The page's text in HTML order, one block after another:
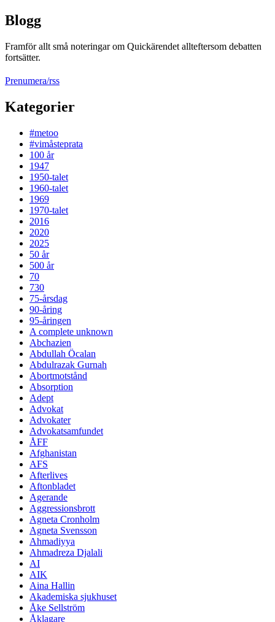
Blogg
Framför allt små noteringar om Quickärendet allteftersom debatten
fortsätter.
Prenumera/rss
Kategorier
#metoo
#vimåsteprata
100 år
1947
1950-talet
1960-talet
1969
1970-talet
2016
2020
2025
50 år
500 år
70
730
75-årsdag
90-åring
95-åringen
A complete unknown
Abchazien
Abdullah Öcalan
Abdulrazak Gurnah
Abortmotstånd
Absorption
Adept
Advokat
Advokater
Advokatsamfundet
ÅFF
Afghanistan
AFS
Afterlives
Aftonbladet
Agerande
Aggressionsbrott
Agneta Cronholm
Agneta Svensson
Ahmadiyya
Ahmadreza Djalali
AI
AIK
Aina Hallin
Akademiska sjukhuset
Åke Sellström
Åklagare